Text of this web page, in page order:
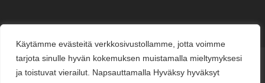
Käytämme evästeitä verkkosivustollamme, jotta voimme
tarjota sinulle hyvän kokemuksen muistamalla mieltymyksesi
ja toistuvat vierailut. Napsauttamalla Hyväksy hyväksyt
Credit
MasterCard
Visa
Visa